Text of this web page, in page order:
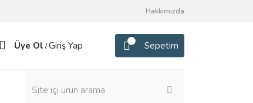
Hakkımızda
Üye Ol /Giriş Yap Sepetim